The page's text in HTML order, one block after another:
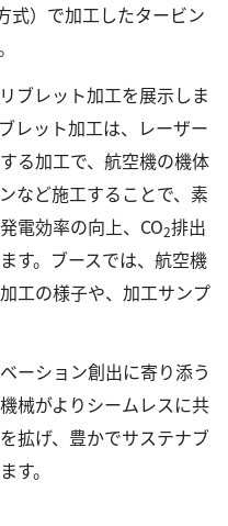
式）で加工したタービン
ブレット加工を展示しま
レット加工は、レーザー
る加工で、航空機の機体
など施工することで、素
電効率の向上、CO2排出
す。ブースでは、航空機
工の様子や、加工サンプ
ーション創出に寄り添う
械がよりシームレスに共
拡げ、豊かでサステナブ
す。